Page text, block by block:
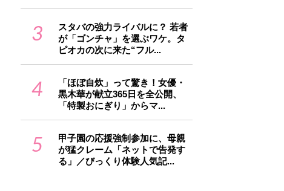
3
スタバの強力ライバルに？ 若者
が「ゴンチャ」を選ぶワケ。タ
ピオカの次に来た“フル...
4
「ほぼ自炊」って驚き！女優・
黒木華が献立365日を全公開、
「特製おにぎり」からマ...
5
甲子園の応援強制参加に、母親
が猛クレーム「ネットで告発す
る」／びっくり体験人気記...